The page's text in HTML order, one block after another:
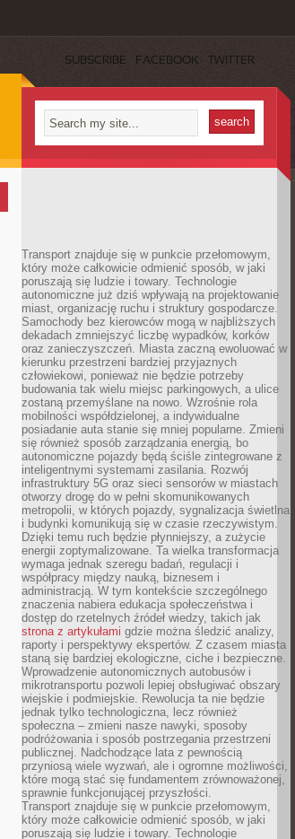
SUBSCRIBE FACEBOOK TWITTER
Transport znajduje się w punkcie przełomowym,
który może całkowicie odmienić sposób, w jaki
poruszają się ludzie i towary. Technologie
autonomiczne już dziś wpływają na projektowanie
miast, organizację ruchu i struktury gospodarcze.
Samochody bez kierowców mogą w najbliższych
dekadach zmniejszyć liczbę wypadków, korków
oraz zanieczyszczeń. Miasta zaczną ewoluować w
kierunku przestrzeni bardziej przyjaznych
człowiekowi, ponieważ nie będzie potrzeby
budowania tak wielu miejsc parkingowych, a ulice
zostaną przemyślane na nowo. Wzrośnie rola
mobilności współdzielonej, a indywidualne
posiadanie auta stanie się mniej popularne. Zmieni
się również sposób zarządzania energią, bo
autonomiczne pojazdy będą ściśle zintegrowane z
inteligentnymi systemami zasilania. Rozwój
infrastruktury 5G oraz sieci sensorów w miastach
otworzy drogę do w pełni skomunikowanych
metropolii, w których pojazdy, sygnalizacja świetlna
i budynki komunikują się w czasie rzeczywistym.
Dzięki temu ruch będzie płynniejszy, a zużycie
energii zoptymalizowane. Ta wielka transformacja
wymaga jednak szeregu badań, regulacji i
współpracy między nauką, biznesem i
administracją. W tym kontekście szczególnego
znaczenia nabiera edukacja społeczeństwa i
dostęp do rzetelnych źródeł wiedzy, takich jak
strona z artykułami gdzie można śledzić analizy,
raporty i perspektywy ekspertów. Z czasem miasta
staną się bardziej ekologiczne, ciche i bezpieczne.
Wprowadzenie autonomicznych autobusów i
mikrotransportu pozwoli lepiej obsługiwać obszary
wiejskie i podmiejskie. Rewolucja ta nie będzie
jednak tylko technologiczna, lecz również
społeczna – zmieni nasze nawyki, sposoby
podróżowania i sposób postrzegania przestrzeni
publicznej. Nadchodzące lata z pewnością
przyniosą wiele wyzwań, ale i ogromne możliwości,
które mogą stać się fundamentem zrównoważonej,
sprawnie funkcjonującej przyszłości.
Transport znajduje się w punkcie przełomowym,
który może całkowicie odmienić sposób, w jaki
poruszają się ludzie i towary. Technologie